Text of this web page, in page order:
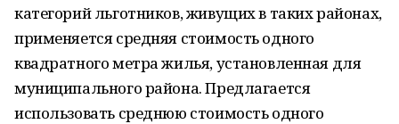
категорий льготников, живущих в таких районах,
применяется средняя стоимость одного
квадратного метра жилья, установленная для
муниципального района. Предлагается
использовать среднюю стоимость одного